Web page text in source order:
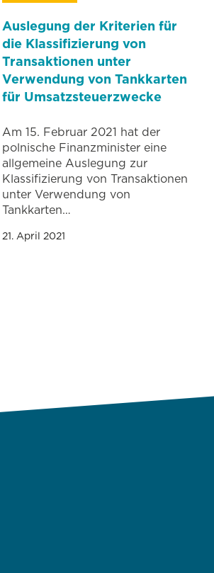
Auslegung der Kriterien für
die Klassifizierung von
Transaktionen unter
Verwendung von Tankkarten
für Umsatzsteuerzwecke
Am 15. Februar 2021 hat der
polnische Finanzminister eine
allgemeine Auslegung zur
Klassifizierung von Transaktionen
unter Verwendung von
Tankkarten…
21. April 2021